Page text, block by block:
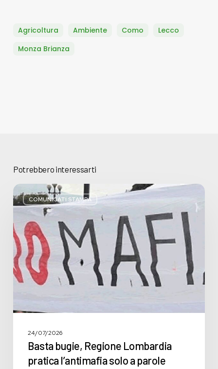
Agricoltura Ambiente Como
Lecco
Monza Brianza
Potrebbero interessarti
COMUNICATI STAMPA
Basta
bugie,
Regione
Lombardia
pratica
l’antimafia
solo
a
parole
24/07/2026
Basta bugie, Regione Lombardia
pratica l’antimafia solo a parole